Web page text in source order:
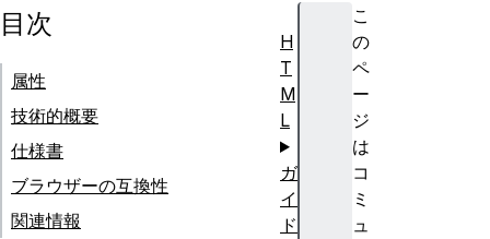
こ
の
ペ
ー
ジ
は
コ
ミ
ュ
目次
属性
技術的概要
仕様書
ブラウザーの互換性
関連情報
H
T
M
L
ガ
イ
ド